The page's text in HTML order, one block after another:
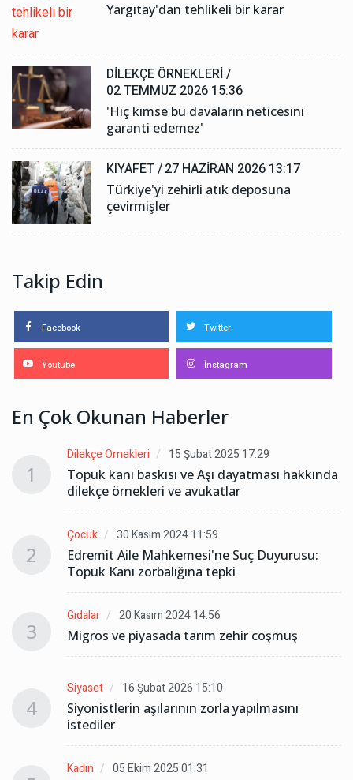
Yargıtay'dan tehlikeli bir karar
DILEKÇE ÖRNEKLERI /
02 TEMMUZ 2026 15:36
'Hiç kimse bu davaların neticesini
garanti edemez'
KIYAFET /27 HAZIRAN 2026 13:17
Türkiye'yi zehirli atık deposuna
çevirmişler
Takip Edin
Facebook Twitter
Youtube İnstagram
En Çok Okunan Haberler
1
Dilekçe Örnekleri 15 Şubat 2025 17:29
Topuk kanı baskısı ve Aşı dayatması hakkında
dilekçe örnekleri ve avukatlar
2
Çocuk 30 Kasım 2024 11:59
Edremit Aile Mahkemesi'ne Suç Duyurusu:
Topuk Kanı zorbalığına tepki
3
Gıdalar 20 Kasım 2024 14:56
Migros ve piyasada tarım zehir coşmuş
4
Siyaset 16 Şubat 2026 15:10
Siyonistlerin aşılarının zorla yapılmasını
istediler
Kadın 05 Ekim 2025 01:31